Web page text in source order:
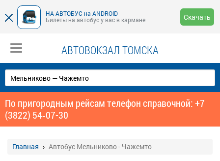
НА-АВТОБУС на ANDROID
Билеты на автобус у вас в кармане
Скачать
АВТОВОКЗАЛ ТОМСКА
По пригородным рейсам телефон справочной: +7
(3822) 54‑07-30
Главная Автобус Мельниково - Чажемто